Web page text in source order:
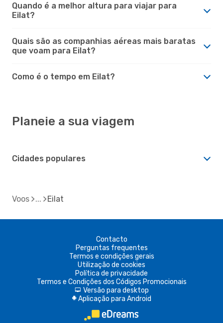
Quando é a melhor altura para viajar para
Eilat?
Quais são as companhias aéreas mais baratas
que voam para Eilat?
Como é o tempo em Eilat?
Planeie a sua viagem
Cidades populares
Voos Eilat
Contacto
Perguntas frequentes
Termos e condições gerais
Utilização de cookies
Política de privacidade
Termos e Condições dos Códigos Promocionais
d Versão para desktop
A Aplicação para Android